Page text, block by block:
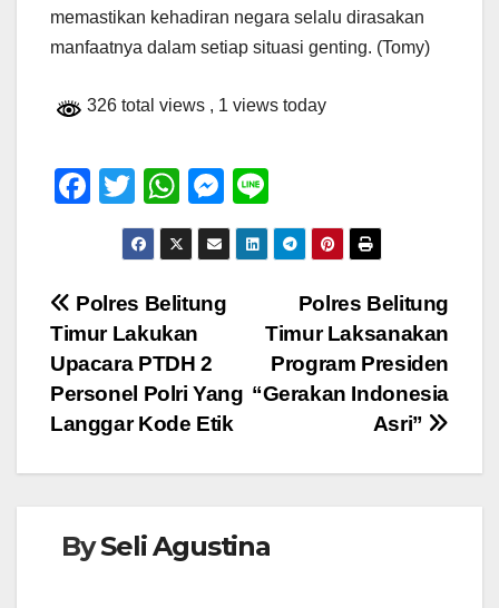
memastikan kehadiran negara selalu dirasakan
manfaatnya dalam setiap situasi genting. (Tomy)
326 total views , 1 views today
F
e
b
o
o
k
T
wi
tt
er
W
h
at
s
A
p
p
M
e
ss
e
er
n
e
Navigasi
pos
Polres Belitung
Timur Laksanakan
Program Presiden
“Gerakan Indonesia
Asri”
Polres Belitung
Timur Lakukan
Upacara PTDH 2
Personel Polri Yang
Langgar Kode Etik
BySeli Agustina